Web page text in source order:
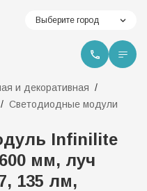
Выберите город
и декоративная
Светодиодные модули
Infinilite
мм, луч
135 лм,